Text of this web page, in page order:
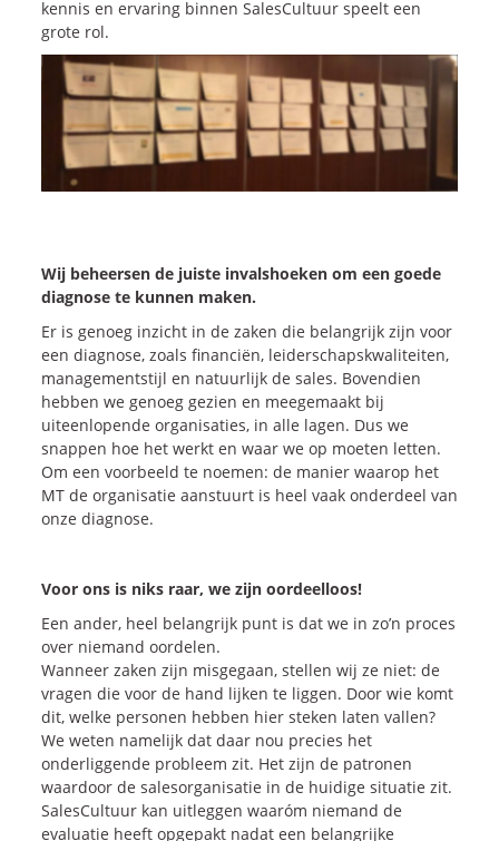
kennis en ervaring binnen SalesCultuur speelt een
grote rol.
Wij beheersen de juiste invalshoeken om een goede
diagnose te kunnen maken.
Er is genoeg inzicht in de zaken die belangrijk zijn voor
een diagnose, zoals financiën, leiderschapskwaliteiten,
managementstijl en natuurlijk de sales. Bovendien
hebben we genoeg gezien en meegemaakt bij
uiteenlopende organisaties, in alle lagen. Dus we
snappen hoe het werkt en waar we op moeten letten.
Om een voorbeeld te noemen: de manier waarop het
MT de organisatie aanstuurt is heel vaak onderdeel van
onze diagnose.
Voor ons is niks raar, we zijn oordeelloos!
Een ander, heel belangrijk punt is dat we in zo’n proces
over niemand oordelen.
Wanneer zaken zijn misgegaan, stellen wij ze niet: de
vragen die voor de hand lijken te liggen. Door wie komt
dit, welke personen hebben hier steken laten vallen?
We weten namelijk dat daar nou precies het
onderliggende probleem zit. Het zijn de patronen
waardoor de salesorganisatie in de huidige situatie zit.
SalesCultuur kan uitleggen waaróm niemand de
evaluatie heeft opgepakt nadat een belangrijke